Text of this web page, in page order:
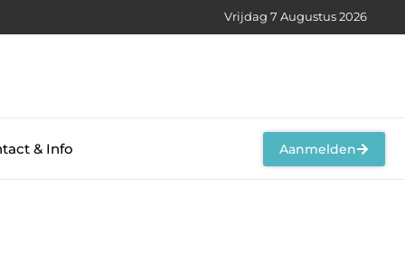
Vrijdag 7 Augustus 2026
& Info Aanmelden